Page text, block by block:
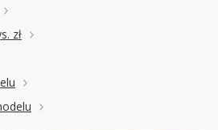
zł